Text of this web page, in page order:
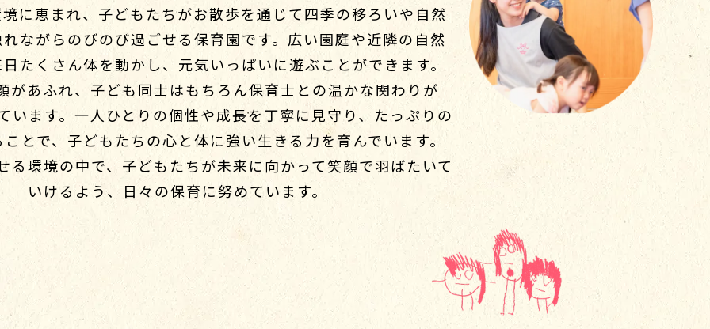
に恵まれ、子どもたちがお散歩を通じて四季の移ろいや自然
ながらのびのび過ごせる保育園です。広い園庭や近隣の自然
たくさん体を動かし、元気いっぱいに遊ぶことができます。
があふれ、子ども同士はもちろん保育士との温かな関わりが
います。一人ひとりの個性や成長を丁寧に見守り、たっぷりの
とで、子どもたちの心と体に強い生きる力を育んでいます。
る環境の中で、子どもたちが未来に向かって笑顔で羽ばたいて
いけるよう、日々の保育に努めています。